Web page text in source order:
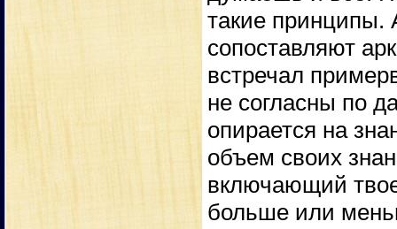
такие принципы.
сопоставляют
встречал
не согласны по
опирается на
объем своих
включающий
больше или